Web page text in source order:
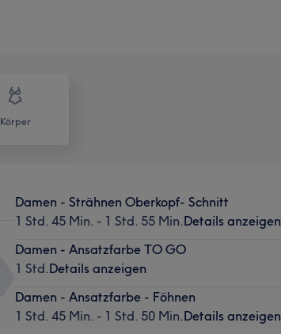
Körper
Damen - Strähnen Oberkopf- Schnitt
1 Std. 45 Min. - 1 Std. 55 Min.Details anzeigen
Damen - Ansatzfarbe TO GO
1 Std.Details anzeigen
Damen - Ansatzfarbe - Föhnen
1 Std. 45 Min. - 1 Std. 50 Min.Details anzeigen